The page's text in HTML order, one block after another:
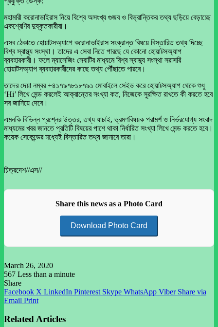
মহামারী করোনাভাইরাস নিয়ে বিশ্বে অসংখ্য গুজব ও বিভ্রান্তিকর তথ্য ছড়িয়ে বেড়াচ্ছে
একশ্রেণির দুষ্কৃতকারীরা।
এসব ঠেকাতে হোয়াটসঅ্যাপে করোনাভাইরাস সংক্রান্ত বিষয়ে বিস্তারিত তথ্য দিচ্ছে
বিশ্ব স্বাস্থ্য সংস্থা। তাদের এ সেবা নিতে পারছে যে কোনো হোয়াটসঅ্যাপ
ব্যবহারকারী। ফলে ম্যাসেজিং সেবাটির মাধ্যমে বিশ্ব স্বাস্থ্য সংস্থা সরাসরি
হোয়াটসঅ্যাপ ব্যবহারকারীদের কাছে তথ্য পৌঁছাতে পারবে।
তাদের দেয়া নম্বর +৪১৭৯৭৮১৮৭৯১ মোবাইলে সেইভ করে হোয়াটসঅ্যাপ থেকে শুধু
‘Hi’ লিখে সেন্ড করলেই আক্রান্তের সংখ্যা কত, নিজেকে সুরক্ষিত রাখতে কী করতে হবে
সব জানিয়ে দেবে।
এমনকি বিভিন্ন প্রশ্নের উত্তর, তথ্য যাচাই, ভ্রমণবিষয়ক পরামর্শ ও নির্ভরযোগ্য সংবাদ
মাধ্যমের খবর জানতে প্রতিটি বিষয়ের পাশে থাকা নির্ধারিত সংখ্যা লিখে সেন্ড করতে হবে।
কয়েক সেকেন্ডের মধ্যেই বিস্তারিত তথ্য জানাবে তারা।
চিত্রদেশ//এস//
Share this news as a Photo Card
Download Photo Card
March 26, 2020
567 Less than a minute
Share
Facebook X LinkedIn Pinterest Skype WhatsApp Viber Share via
Email Print
Related Articles